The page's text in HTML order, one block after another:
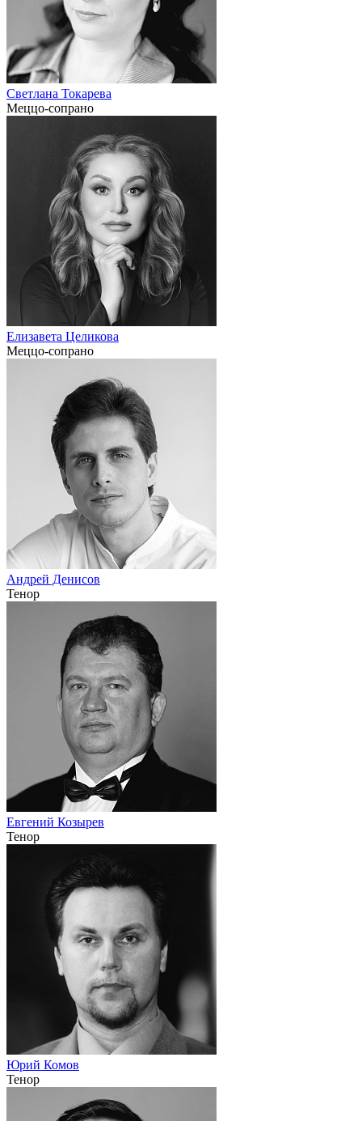
Светлана Токарева
Меццо-сопрано
Елизавета Целикова
Меццо-сопрано
Андрей Денисов
Тенор
Евгений Козырев
Тенор
Юрий Комов
Тенор